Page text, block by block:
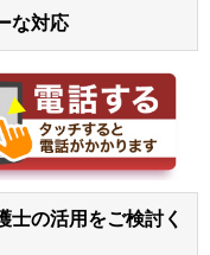
な対応
士の活用をご検討く